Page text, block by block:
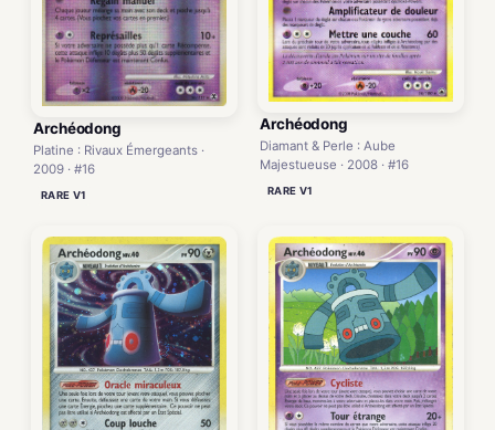
Archéodong
Platine : Rivaux Émergeants ·
2009 · #16
RARE V1
Archéodong
Diamant & Perle : Aube
Majestueuse · 2008 · #16
RARE V1